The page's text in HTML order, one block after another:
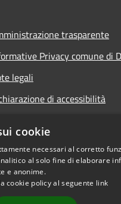
trasparente
Privacy comune di
legali
di accessibilità
cookie
necessari al corretto
al solo fine di elaborare
e anonime.
cookie policy al seguente link